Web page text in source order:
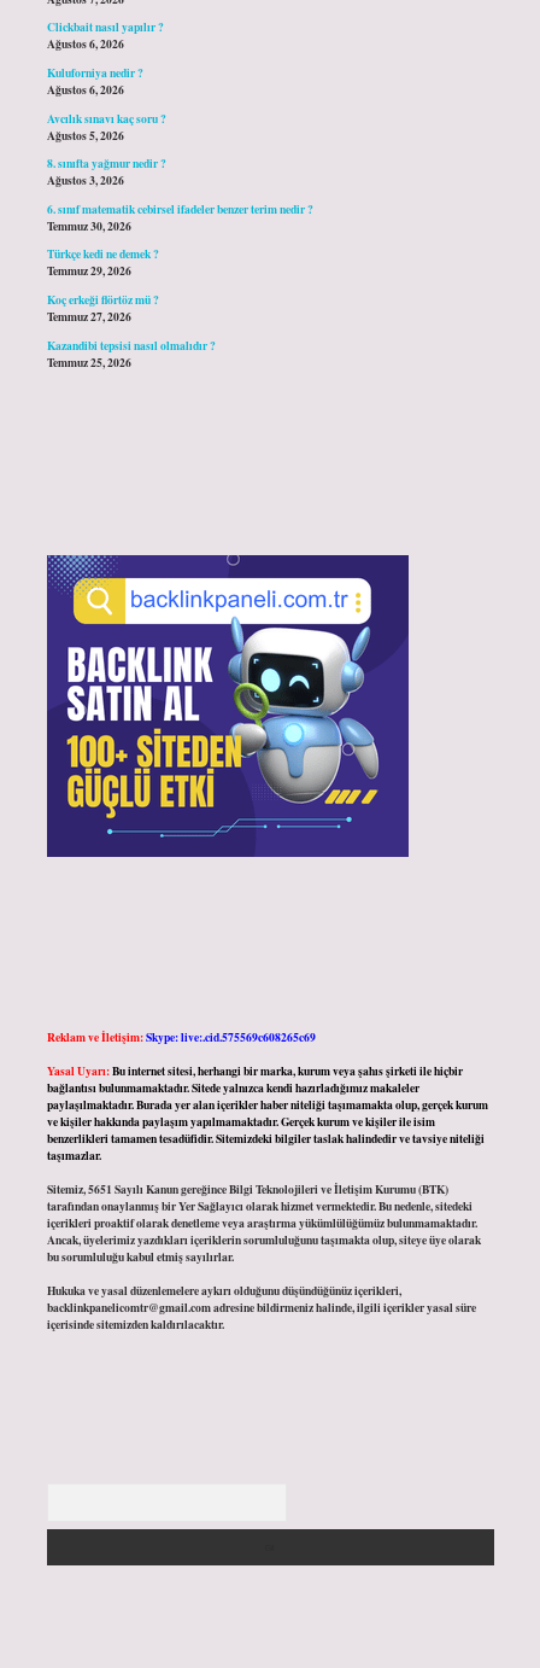
Clickbait nasıl yapılır ?
Ağustos 6, 2026
Kuluforniya nedir ?
Ağustos 6, 2026
Avcılık sınavı kaç soru ?
Ağustos 5, 2026
8. sınıfta yağmur nedir ?
Ağustos 3, 2026
6. sınıf matematik cebirsel ifadeler benzer terim nedir ?
Temmuz 30, 2026
Türkçe kedi ne demek ?
Temmuz 29, 2026
Koç erkeği flörtöz mü ?
Temmuz 27, 2026
Kazandibi tepsisi nasıl olmalıdır ?
Temmuz 25, 2026
Reklam ve İletişim:Skype: live:.cid.575569c608265c69
Yasal Uyarı:Bu internet sitesi, herhangi bir marka, kurum veya şahıs şirketi ile hiçbir
bağlantısı bulunmamaktadır. Sitede yalnızca kendi hazırladığımız makaleler
paylaşılmaktadır. Burada yer alan içerikler haber niteliği taşımamakta olup, gerçek kurum
ve kişiler hakkında paylaşım yapılmamaktadır. Gerçek kurum ve kişiler ile isim
benzerlikleri tamamen tesadüfidir. Sitemizdeki bilgiler taslak halindedir ve tavsiye niteliği
taşımazlar.
Sitemiz, 5651 Sayılı Kanun gereğince Bilgi Teknolojileri ve İletişim Kurumu (BTK)
tarafından onaylanmış bir Yer Sağlayıcı olarak hizmet vermektedir. Bu nedenle, sitedeki
içerikleri proaktif olarak denetleme veya araştırma yükümlülüğümüz bulunmamaktadır.
Ancak, üyelerimiz yazdıkları içeriklerin sorumluluğunu taşımakta olup, siteye üye olarak
bu sorumluluğu kabul etmiş sayılırlar.
Hukuka ve yasal düzenlemelere aykırı olduğunu düşündüğünüz içerikleri,
backlinkpanelicomtr@gmail.comadresine bildirmeniz halinde, ilgili içerikler yasal süre
içerisinde sitemizden kaldırılacaktır.